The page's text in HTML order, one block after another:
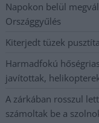
Napokon belül
Országgyűlés
Kiterjedt tüzek
Harmadfokú
javítottak,
A zárkában rosszul
számoltak be a